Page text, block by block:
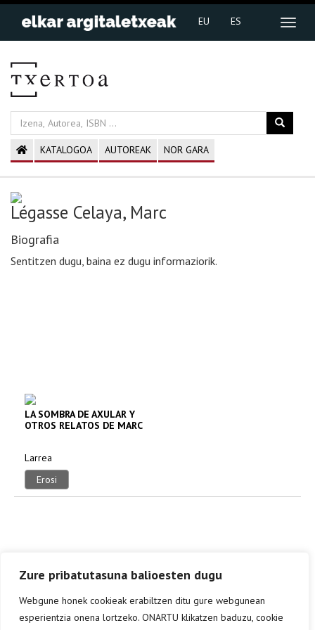
Zure pribatutasuna balioesten dugu
Webgune honek cookieak erabiltzen ditu gure webgunean
esperientzia onena lortzeko. ONARTU klikatzen baduzu, cookie
EU ES
KATALOGOA AUTOREAK NOR GARA
Légasse Celaya, Marc
Biografia
Sentitzen dugu, baina ez dugu informaziorik.
LA SOMBRA DE AXULAR Y
OTROS RELATOS DE MARC
Larrea
Erosi